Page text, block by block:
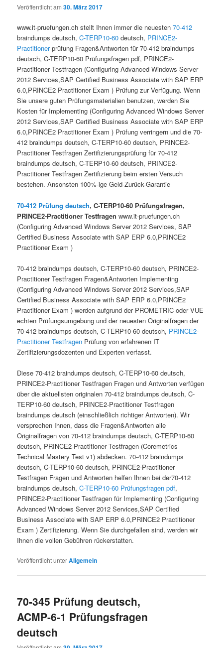
Veröffentlicht am30. März 2017
www.it-pruefungen.ch stellt Ihnen immer die neuesten70-412
braindumps deutsch,C-TERP10-60 deutsch, PRINCE2-
Practitionerprüfung Fragen&Antworten für 70-412 braindumps
deutsch, C-TERP10-60 Prüfungsfragen pdf, PRINCE2-
Practitioner Testfragen (Configuring Advanced Windows Server
2012 Services,SAP Certified Business Associate with SAP ERP
6.0,PRINCE2 Practitioner Exam ) Prüfung zur Verfügung. Wenn
Sie unsere guten Prüfungsmaterialien benutzen, werden Sie
Kosten für Implementing (Configuring Advanced Windows Server
2012 Services,SAP Certified Business Associate with SAP ERP
6.0,PRINCE2 Practitioner Exam ) Prüfung verringern und die 70-
412 braindumps deutsch, C-TERP10-60 deutsch, PRINCE2-
Practitioner Testfragen Zertifizierungsprüfung für 70-412
braindumps deutsch, C-TERP10-60 deutsch, PRINCE2-
Practitioner Testfragen Zertifizierung beim ersten Versuch
bestehen. Ansonsten 100%-ige Geld-Zurück-Garantie
70-412 Prüfung deutsch, C-TERP10-60 Prüfungsfragen,
PRINCE2-Practitioner Testfragen www.it-pruefungen.ch
(Configuring Advanced Windows Server 2012 Services, SAP
Certified Business Associate with SAP ERP 6.0,PRINCE2
Practitioner Exam )
70-412 braindumps deutsch, C-TERP10-60 deutsch, PRINCE2-
Practitioner Testfragen Fragen&Antworten Implementing
(Configuring Advanced Windows Server 2012 Services,SAP
Certified Business Associate with SAP ERP 6.0,PRINCE2
Practitioner Exam ) werden aufgrund der PROMETRIC oder VUE
echten Prüfungsumgebung und der neuesten Originalfragen der
70-412 braindumps deutsch, C-TERP10-60 deutsch, PRINCE2-
Practitioner Testfragen Prüfung von erfahrenen IT
Zertifizierungsdozenten und Experten verfasst.
Diese 70-412 braindumps deutsch, C-TERP10-60 deutsch,
PRINCE2-Practitioner Testfragen Fragen und Antworten verfügen
über die aktuellsten originalen 70-412 braindumps deutsch, C-
TERP10-60 deutsch, PRINCE2-Practitioner Testfragen
braindumps deutsch (einschließlich richtiger Antworten). Wir
versprechen Ihnen, dass die Fragen&Antworten alle
Originalfragen von 70-412 braindumps deutsch, C-TERP10-60
deutsch, PRINCE2-Practitioner Testfragen (Coremetrics
Technical Mastery Test v1) abdecken. 70-412 braindumps
deutsch, C-TERP10-60 deutsch, PRINCE2-Practitioner
Testfragen Fragen und Antworten helfen Ihnen bei der70-412
braindumps deutsch,C-TERP10-60 Prüfungsfragen pdf,
PRINCE2-Practitioner Testfragen für Implementing (Configuring
Advanced Windows Server 2012 Services,SAP Certified
Business Associate with SAP ERP 6.0,PRINCE2 Practitioner
Exam ) Zertifizierung. Wenn Sie durchgefallen sind, werden wir
Ihnen die vollen Gebühren rückerstatten.
Veröffentlicht unterAllgemein
70-345 Prüfung deutsch,
ACMP-6-1 Prüfungsfragen
deutsch